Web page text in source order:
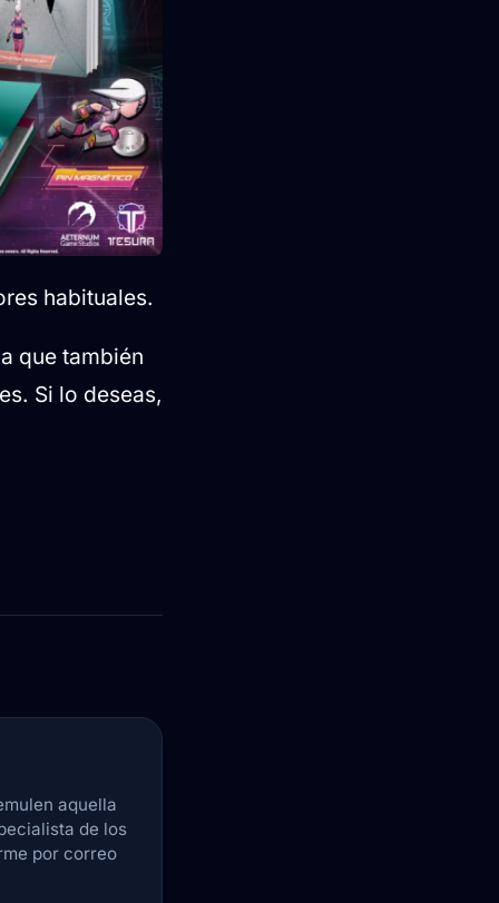
habituales.
que también
Si lo deseas,
aquella
de los
por correo